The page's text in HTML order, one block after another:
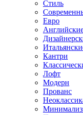
Стиль
Евро
Кантри
Лофт
Модерн
Прованс